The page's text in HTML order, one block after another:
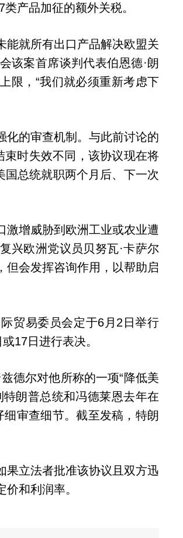
产品加征的额外关税。
能就所有出口产品解决欧盟关
该案首席谈判代表伯恩德·朗
限，“我们就必须重新考虑下
化的审查机制。与此前讨论的
束时失效不同，该协议现在将
总统就职两个月后、下一次
激增威胁到欧洲工业或农业遭
兴欧洲党议员贝努瓦·卡萨尔
但会发挥咨询作用，以帮助启
贸易委员会定于6月2日举行
17日进行表决。
德尔对他所称的一项“降低美
朗普总统和冯德莱恩去年在
审查细节。截至发稿，特朗
果立法者批准该协议且双方迅
和利润率。